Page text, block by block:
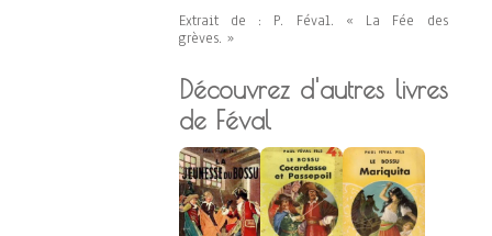
Extrait de : P. Féval. « La Fée des
grèves. »
Découvrez d'autres livres
de Féval